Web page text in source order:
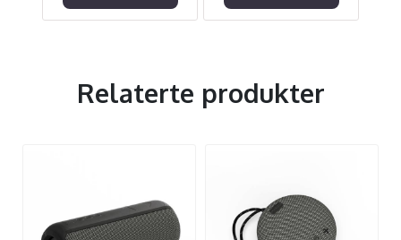
Relaterte produkter